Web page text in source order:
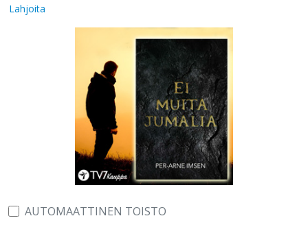
Lahjoita
AUTOMAATTINEN TOISTO